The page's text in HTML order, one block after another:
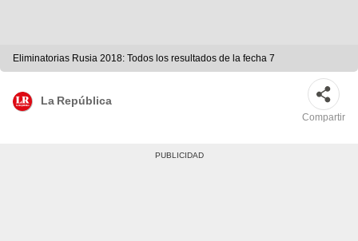
Eliminatorias Rusia 2018: Todos los resultados de la fecha 7
La República
Compartir